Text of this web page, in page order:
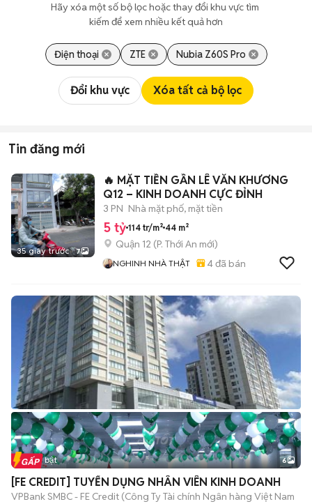
Hãy xóa một số bộ lọc hoặc thay đổi khu vực tìm
kiếm để xem nhiều kết quả hơn
Điện thoại ZTE Nubia Z60S Pro
Đổi khu vực Xóa tất cả bộ lọc
Tin đăng mới
35 giây trước 7
🔥 MẶT TIỀN GẦN LÊ VĂN KHƯƠNG
Q12 – KINH DOANH CỰC ĐỈNH
3 PN Nhà mặt phố, mặt tiền
5 tỷ 114 tr/m² 44 m²
Quận 12 (P. Thới An mới)
NGHINH NHÀ THẬT 4đã bán
+2
Tin nổi bật 6
[FE CREDIT] TUYỂN DỤNG NHÂN VIÊN KINH DOANH
VPBank SMBC - FE Credit (Công Ty Tài chính Ngân hàng Việt Nam